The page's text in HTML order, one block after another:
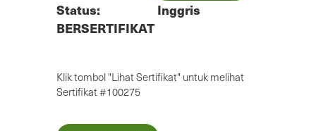
Status:
BERSERTIFIKAT
Inggris
Klik tombol "Lihat Sertifikat" untuk melihat
Sertifikat #100275